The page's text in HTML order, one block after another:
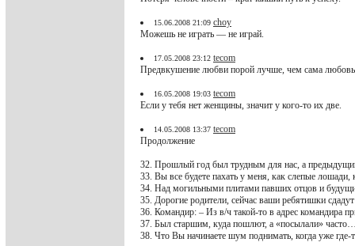
15.06.2008 21:09 choy
Можешь не играть — не играй.
17.05.2008 23:12 tecom
Предвкушение любви порой лучше, чем сама
16.05.2008 19:03 tecom
Если у тебя нет женщины, значит у кого-то их две.
14.05.2008 13:37 tecom
Продолжение
32. Прошлый год был трудным для нас, а
33. Вы все будете пахать у меня, как слепые лошади,
34. Над могильными плитами павших отцов и
35. Дорогие родители, сейчас ваши ребятишки
36. Командир: – Из в/ч такой-то в адрес командира
37. Был старшим, куда пошлют, а «посылали»
38. Что Вы начинаете шум поднимать, когда уже где-